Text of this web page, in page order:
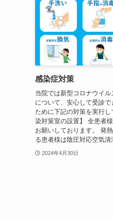
感染症対策
当院では新型コロナウイ
について、安心して受診
ために下記の対策を実行
染対策室の設置】 全患者
お願いしております。 発
る患者様は陰圧対応空気清
2024年4月30日